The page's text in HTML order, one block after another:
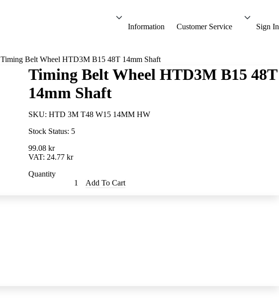
Information Customer Service Sign In
Timing Belt Wheel HTD3M B15 48T 14mm Shaft
Timing Belt Wheel HTD3M B15 48T
14mm Shaft
SKU: HTD 3M T48 W15 14MM HW
Stock Status: 5
99.08 kr
VAT: 24.77 kr
Quantity
Add To Cart